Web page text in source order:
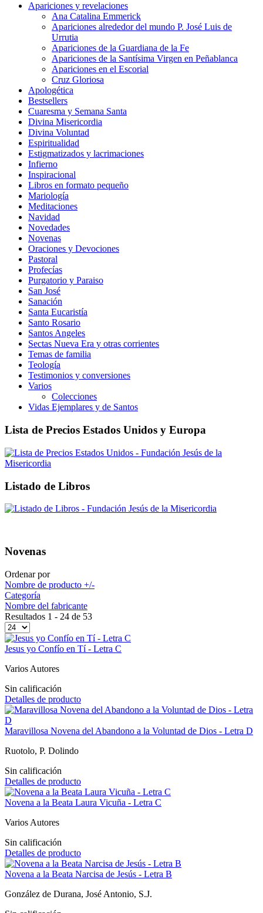
Apariciones y revelaciones
Ana Catalina Emmerick
Apariciones alrededor del mundo P. José Luis de
Urrutia
Apariciones de la Guardiana de la Fe
Apariciones de la Santísima Virgen en Peñablanca
Apariciones en el Escorial
Cruz Gloriosa
Apologética
Bestsellers
Cuaresma y Semana Santa
Divina Misericordia
Divina Voluntad
Espiritualidad
Estigmatizados y lacrimaciones
Infierno
Inspiracional
Libros en formato pequeño
Mariología
Meditaciones
Navidad
Novedades
Novenas
Oraciones y Devociones
Pastoral
Profecías
Purgatorio y Paraiso
San José
Sanación
Santa Eucaristía
Santo Rosario
Santos Angeles
Sectas Nueva Era y otras corrientes
Temas de familia
Teología
Testimonios y conversiones
Varios
Colecciones
Vidas Ejemplares y de Santos
Lista de Precios Estados Unidos y Europa
Listado de Libros
Novenas
Ordenar por
Nombre de producto +/-
Categoría
Nombre del fabricante
Resultados 1 - 24 de 53
Jesus yo Confío en Tí - Letra C
Varios Autores
Sin calificación
Detalles de producto
Maravillosa Novena del Abandono a la Voluntad de Dios - Letra D
Ruotolo, P. Dolindo
Sin calificación
Detalles de producto
Novena a la Beata Laura Vicuña - Letra C
Varios Autores
Sin calificación
Detalles de producto
Novena a la Beata Narcisa de Jesús - Letra B
González de Durana, José Antonio, S.J.